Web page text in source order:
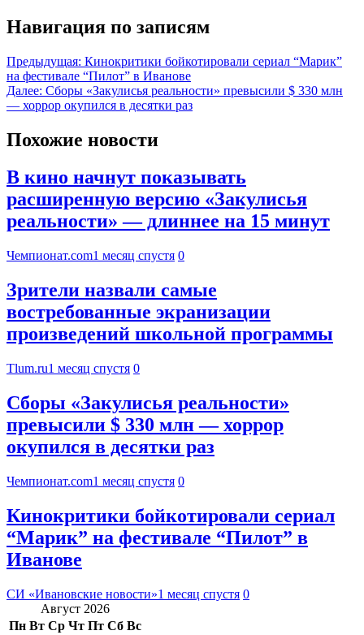
Навигация по записям
Предыдущая: Кинокритики бойкотировали сериал “Марик”
на фестивале “Пилот” в Иванове
Далее: Сборы «Закулисья реальности» превысили $ 330 млн
— хоррор окупился в десятки раз
Похожие новости
В кино начнут показывать
расширенную версию «Закулисья
реальности» — длиннее на 15 минут
Чемпионат.com1 месяц спустя 0
Зрители назвали самые
востребованные экранизации
произведений школьной программы
Tlum.ru1 месяц спустя 0
Сборы «Закулисья реальности»
превысили $ 330 млн — хоррор
окупился в десятки раз
Чемпионат.com1 месяц спустя 0
Кинокритики бойкотировали сериал
“Марик” на фестивале “Пилот” в
Иванове
СИ «Ивановские новости»1 месяц спустя 0
Август 2026
Пн Вт Ср Чт Пт Сб Вс